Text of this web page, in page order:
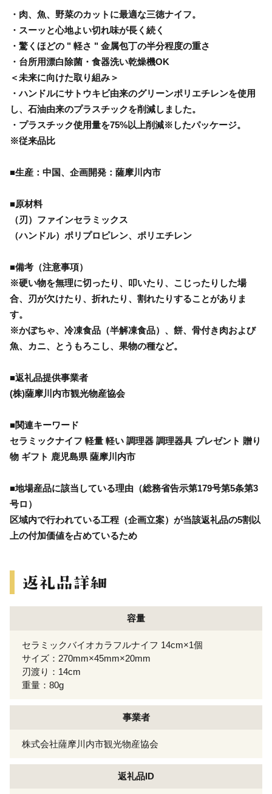
・肉、魚、野菜のカットに最適な三徳ナイフ。
・スーッと心地よい切れ味が長く続く
・驚くほどの " 軽さ " 金属包丁の半分程度の重さ
・台所用漂白除菌・食器洗い乾燥機OK
＜未来に向けた取り組み＞
・ハンドルにサトウキビ由来のグリーンポリエチレンを使用
し、石油由来のプラスチックを削減しました。
・プラスチック使用量を75%以上削減※したパッケージ。
※従来品比
■生産：中国、企画開発：薩摩川内市
■原材料
（刃）ファインセラミックス
（ハンドル）ポリプロピレン、ポリエチレン
■備考（注意事項）
※硬い物を無理に切ったり、叩いたり、こじったりした場
合、刃が欠けたり、折れたり、割れたりすることがありま
す。
※かぼちゃ、冷凍食品（半解凍食品）、餅、骨付き肉および
魚、カニ、とうもろこし、果物の種など。
■返礼品提供事業者
(株)薩摩川内市観光物産協会
■関連キーワード
セラミックナイフ 軽量 軽い 調理器 調理器具 プレゼント 贈り
物 ギフト 鹿児島県 薩摩川内市
■地場産品に該当している理由（総務省告示第179号第5条第3
号ロ）
区域内で行われている工程（企画立案）が当該返礼品の5割以
上の付加価値を占めているため
容量
セラミックバイオカラフルナイフ 14cm×1個
サイズ：270mm×45mm×20mm
刃渡り：14cm
重量：80g
事業者
株式会社薩摩川内市観光物産協会
返礼品ID